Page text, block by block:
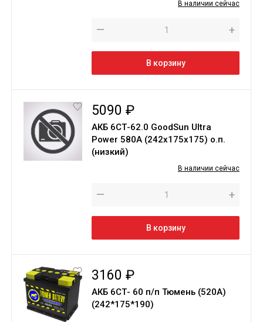
В наличии сейчас
— +
В корзину
5090 ₽
АКБ 6СТ-62.0 GoodSun Ultra
Power 580A (242х175х175) о.п.
(низкий)
В наличии сейчас
— +
В корзину
3160 ₽
АКБ 6СТ- 60 п/п Тюмень (520А)
(242*175*190)